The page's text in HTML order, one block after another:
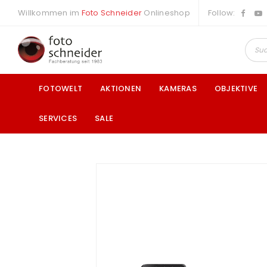
Willkommen im Foto Schneider Onlineshop Follow:
FOTOWELT AKTIONEN KAMERAS OBJEKTIVE
SERVICES SALE